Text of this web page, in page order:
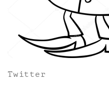
Twitter